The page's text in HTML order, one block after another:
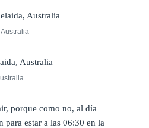
porque como no, al día
para estar a las 06:30 en la